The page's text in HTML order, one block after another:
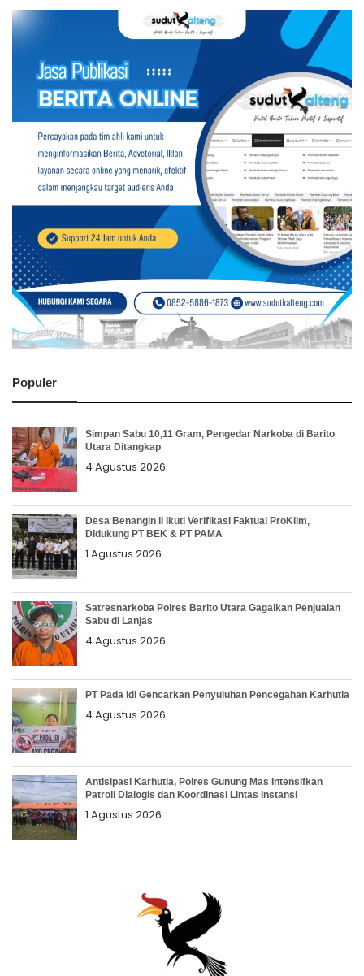
Populer
Simpan Sabu 10,11 Gram, Pengedar Narkoba di Barito
Utara Ditangkap
4 Agustus 2026
Desa Benangin II Ikuti Verifikasi Faktual ProKlim,
Didukung PT BEK & PT PAMA
1 Agustus 2026
Satresnarkoba Polres Barito Utara Gagalkan Penjualan
Sabu di Lanjas
4 Agustus 2026
PT Pada Idi Gencarkan Penyuluhan Pencegahan Karhutla
4 Agustus 2026
Antisipasi Karhutla, Polres Gunung Mas Intensifkan
Patroli Dialogis dan Koordinasi Lintas Instansi
1 Agustus 2026